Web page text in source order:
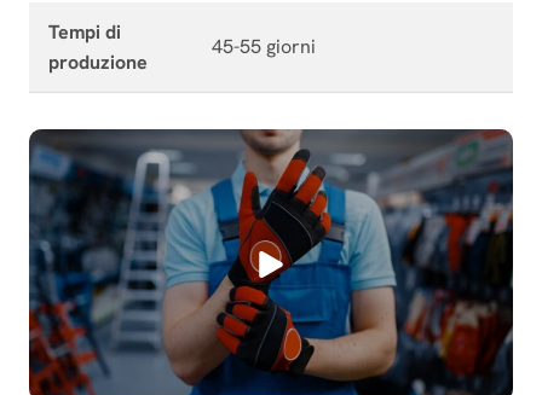
Tempi di
produzione
45-55 giorni